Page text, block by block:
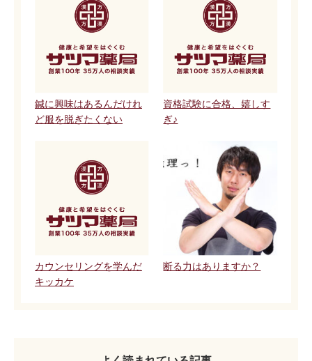
鍼に興味はあるんだけれ
ど服を脱ぎたくない
資格試験に合格、嬉しす
ぎ♪
カウンセリングを学んだ
キッカケ
断る力はありますか？